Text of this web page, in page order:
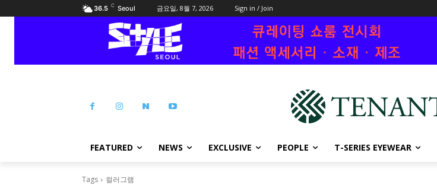
36.5 C Seoul 금요일, 8월 7, 2026 Sign in / Join
FEATURED NEWS EXCLUSIVE PEOPLE T-SERIES EYEWEAR
Tags 컬러그램